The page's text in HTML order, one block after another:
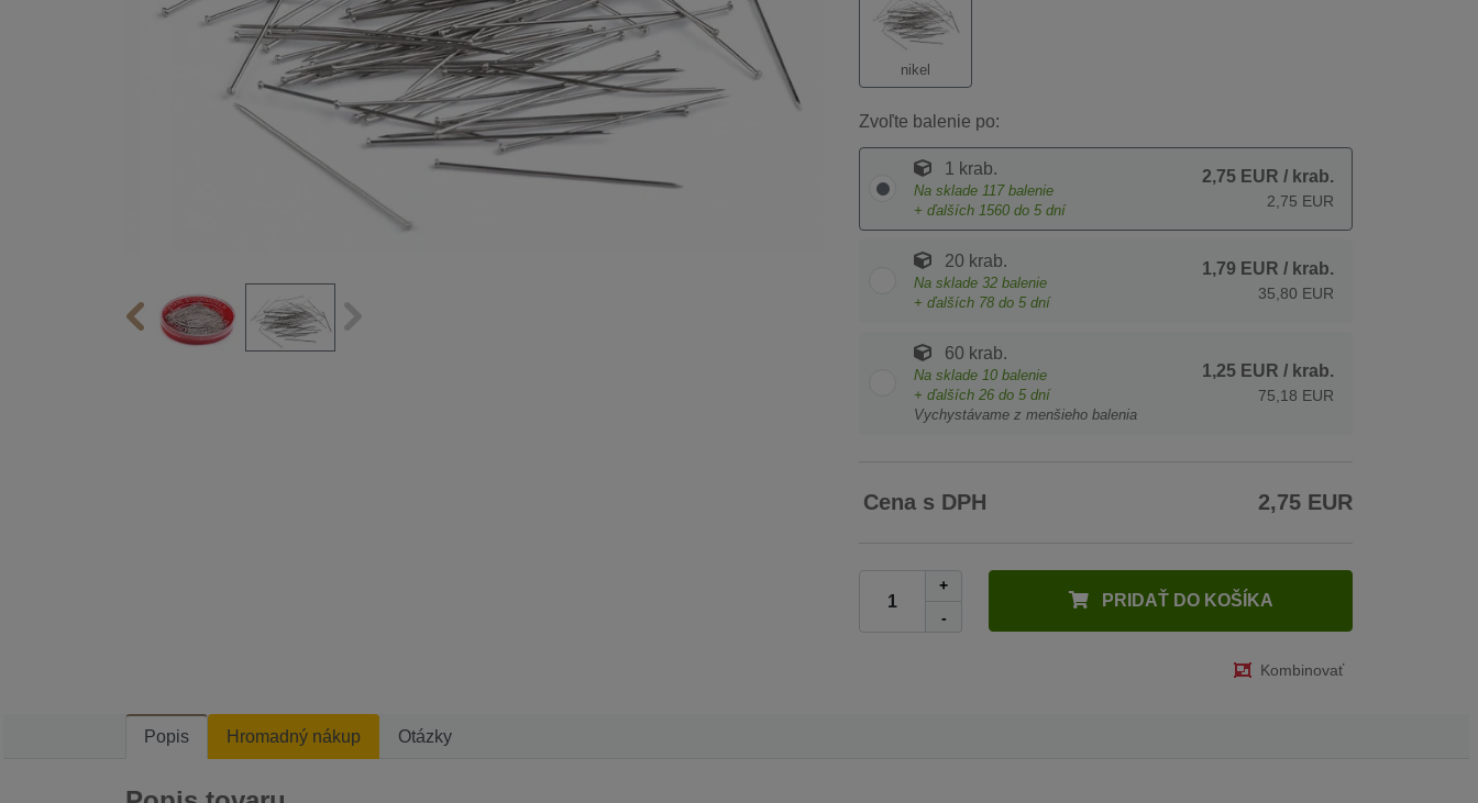
nikel
Zvoľte balenie po:
1 krab.
Na sklade 117 balenie
+ ďalších 1560 do 5 dní
2,75 EUR / krab.
2,75 EUR
20 krab.
Na sklade 32 balenie
+ ďalších 78 do 5 dní
1,79 EUR / krab.
35,80 EUR
60 krab.
Na sklade 10 balenie
+ ďalších 26 do 5 dní
Vychystávame z menšieho balenia
1,25 EUR / krab.
75,18 EUR
Cena s DPH 2,75 EUR
+
-
PRIDAŤ DO KOŠÍKA
Kombinovať
Popis Hromadný nákup Otázky